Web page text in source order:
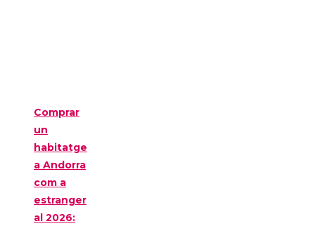
Comprar
un
habitatge
a Andorra
com a
estranger
al 2026: